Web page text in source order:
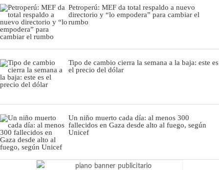
Petroperú: MEF da total respaldo a nuevo
directorio y “lo empodera” para cambiar el
rumbo
Tipo de cambio cierra la semana a la baja: este es
el precio del dólar
Un niño muerto cada día: al menos 300
fallecidos en Gaza desde alto al fuego, según
Unicef